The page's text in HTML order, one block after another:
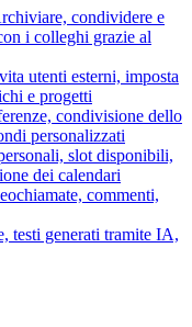
condividere e
i colleghi grazie al
utenti esterni, imposta
e progetti
condivisione dello
personalizzati
slot disponibili,
dei calendari
commenti,
testi generati tramite IA,